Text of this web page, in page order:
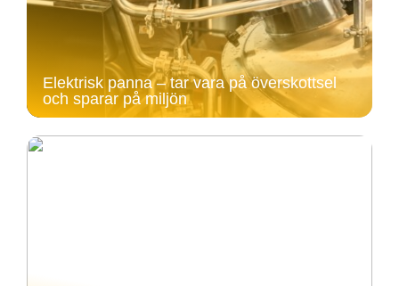
Elektrisk panna – tar vara på överskottsel
och sparar på miljön